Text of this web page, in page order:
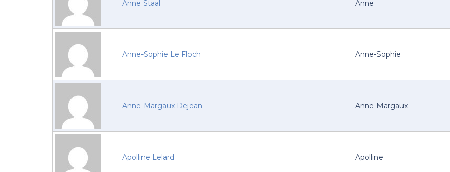
Anne Staal Anne
Anne-Sophie Le Floch Anne-Sophie
Anne-Margaux Dejean Anne-Margaux
Apolline Lelard Apolline